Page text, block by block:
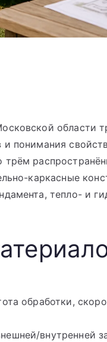
области
понимания
каркасные
тепло- и
обработки,
внутренней